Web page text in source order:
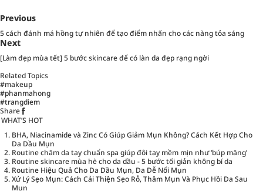
Previous
5 cách đánh má hồng tự nhiên để tạo điểm nhấn cho các nàng tỏa sáng
Next
[Làm đẹp mùa tết] 5 bước skincare để có làn da đẹp rạng ngời
Related Topics
#makeup
#phanmahong
#trangdiem
Share
WHAT’S HOT
BHA, Niacinamide và Zinc Có Giúp Giảm Mụn Không? Cách Kết Hợp Cho
Da Dầu Mụn
Routine chăm da tay chuẩn spa giúp đôi tay mềm mịn như ‘búp măng’
Routine skincare mùa hè cho da dầu - 5 bước tối giản không bí da
Routine Hiệu Quả Cho Da Dầu Mụn, Da Dễ Nổi Mụn
Xử Lý Sẹo Mụn: Cách Cải Thiện Sẹo Rỗ, Thâm Mụn Và Phục Hồi Da Sau
Mụn